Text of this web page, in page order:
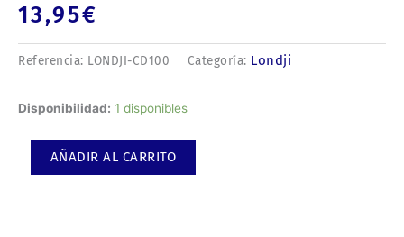
13,95€
Referencia: LONDJI-CD100 Categoría: Londji
Disponibilidad: 1 disponibles
Calidoscopio
cantidad
AÑADIR AL CARRITO